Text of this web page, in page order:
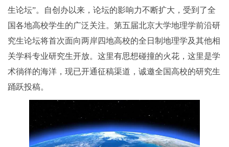
生论坛”。自创办以来，论坛的影响力不断扩大，受到了全
国各地高校学生的广泛关注。第五届北京大学地理学前沿研
究生论坛将首次面向两岸四地高校的全日制地理学及其他相
关学科专业研究生开放。这里有思想碰撞的火花，这里是学
术徜徉的海洋，现已开通征稿渠道，诚邀全国高校的研究生
踊跃投稿。